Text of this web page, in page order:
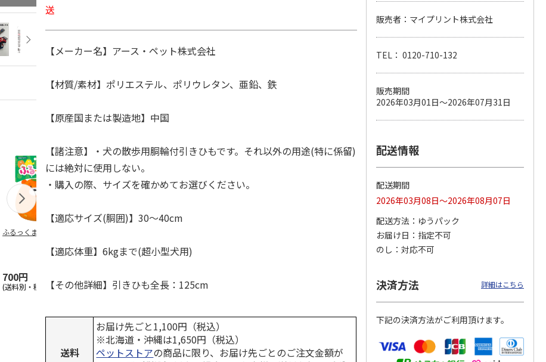
ふるっくま みかん
700円
(送料別・税込)
ンド 4L
1,320円
(送料別・税込)
イレ ナチュラルグ
(送料別・税込)
ペット線香 虹のか
なた フルーティフ
ローラルの香り
590円
(送料別・税込) (送料別・税込)
送
【メーカー名】アース・ペット株式会社
【材質/素材】ポリエステル、ポリウレタン、亜鉛、鉄
【原産国または製造地】中国
【諸注意】・犬の散歩用胴輪付引きひもです。それ以外の用途(特に係留)
には絶対に使用しない。
・購入の際、サイズを確かめてお選びください。
【適応サイズ(胴囲)】30～40cm
【適応体重】6kgまで(超小型犬用)
【その他詳細】引きひも全長：125cm
送料
お届け先ごと1,100円（税込）
※北海道・沖縄は1,650円（税込）
ペットストアの商品に限り、お届け先ごとのご注文金額が
販売者：マイプリント株式会社
TEL： 0120-710-132
販売期間
2026年03月01日～2026年07月31日
配送情報
配送期間
2026年03月08日～2026年08月07日
配送方法
ゆうパック
お届け日
指定不可
のし
対応不可
決済方法 詳細はこちら
下記の決済方法がご利用頂けます。